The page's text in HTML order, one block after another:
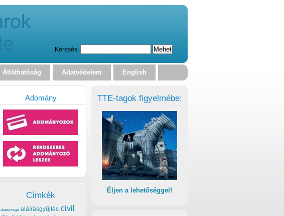
Keresés:
Átláthatóság Adatvédelem English
TTE-tagok figyelmébe:
Éljen a lehetőséggel!
Adomány
Címkék
alapvizsga aláírásgyűjtés civil